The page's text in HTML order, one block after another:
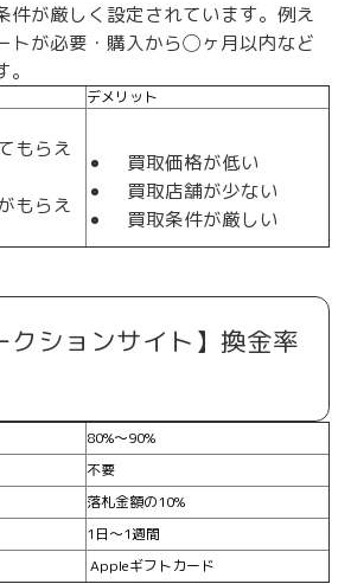
件が厳しく設定されています。例え
トが必要・購入から◯ヶ月以内など
デメリット
もらえ
もらえ
買取価格が低い
買取店舗が少ない
買取条件が厳しい
ションサイト】換金率
80%〜90%
不要
落札金額の10%
1日〜1週間
Appleギフトカード